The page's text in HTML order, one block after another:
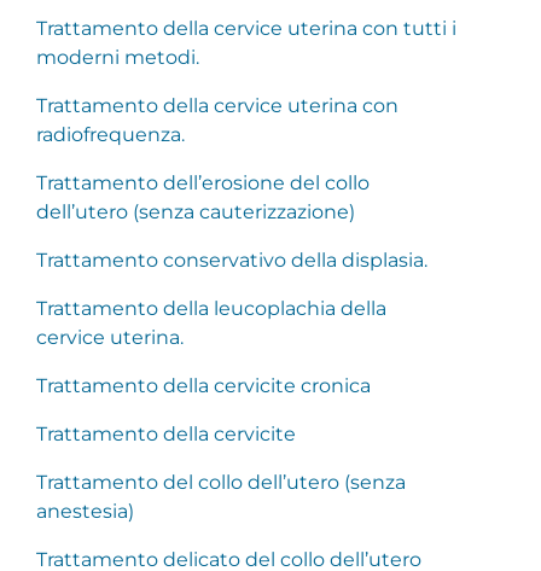
Trattamento della cervice uterina con tutti i
moderni metodi.
Trattamento della cervice uterina con
radiofrequenza.
Trattamento dell’erosione del collo
dell’utero (senza cauterizzazione)
Trattamento conservativo della displasia.
Trattamento della leucoplachia della
cervice uterina.
Trattamento della cervicite cronica
Trattamento della cervicite
Trattamento del collo dell’utero (senza
anestesia)
Trattamento delicato del collo dell’utero